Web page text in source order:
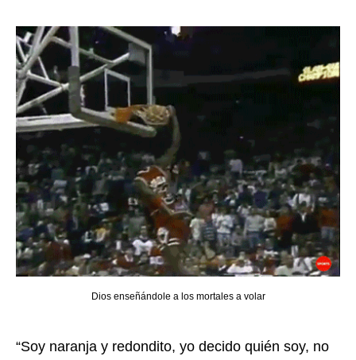
Dios enseñándole a los mortales a volar
“Soy naranja y redondito, yo decido quién soy, no